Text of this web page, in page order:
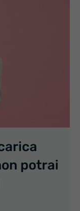
potrai